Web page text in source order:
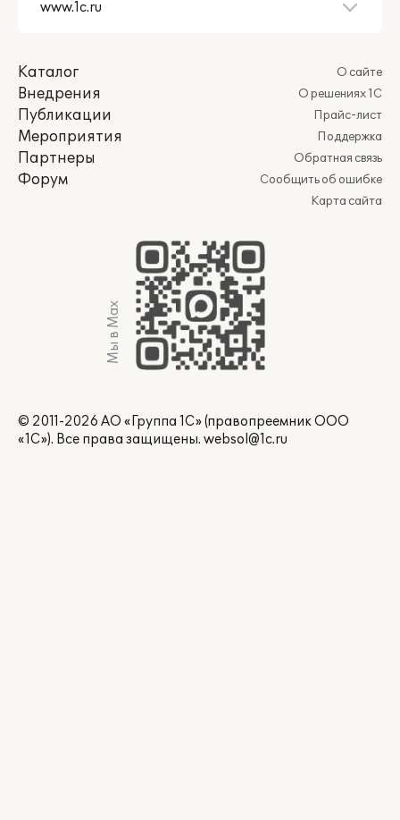
Каталог
Внедрения
Публикации
Мероприятия
Партнеры
Форум
О сайте
О решениях 1С
Прайс-лист
Поддержка
Обратная связь
Сообщить об ошибке
Карта сайта
Мы в Max
© 2011-2026 АО «Группа 1С» (правопреемник ООО
«1С»). Все права защищены. websol@1c.ru